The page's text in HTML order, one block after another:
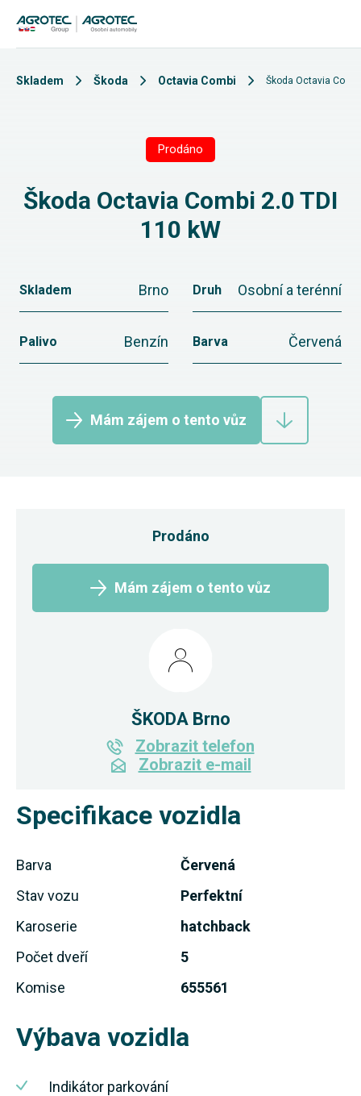
Skladem Škoda Octavia Combi Škoda Octavia
Prodáno
Škoda Octavia Combi 2.0 TDI
110 kW
Skladem Brno Druh Osobní a terénní
Palivo Benzín Barva Červená
Mám zájem o tento vůz
Specifikace vozidla
Barva
Červená
Stav vozu
Perfektní
Karoserie
hatchback
Počet dveří
5
Komise
655561
Výbava vozidla
Indikátor parkování
Prodáno
Mám zájem o tento vůz
ŠKODA Brno
Zobrazit telefon
Zobrazit e-mail